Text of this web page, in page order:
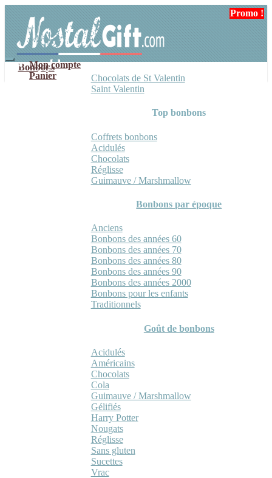
navigation
contenu
Mon compte
Panier
Bonbons
Chocolats de St Valentin
Saint Valentin
Top bonbons
Coffrets bonbons
Acidulés
Chocolats
Réglisse
Guimauve / Marshmallow
Bonbons par époque
Anciens
Bonbons des années 60
Bonbons des années 70
Bonbons des années 80
Bonbons des années 90
Bonbons des années 2000
Bonbons pour les enfants
Traditionnels
Goût de bonbons
Acidulés
Américains
Chocolats
Cola
Guimauve / Marshmallow
Gélifiés
Harry Potter
Nougats
Réglisse
Sans gluten
Sucettes
Vrac
Promo !